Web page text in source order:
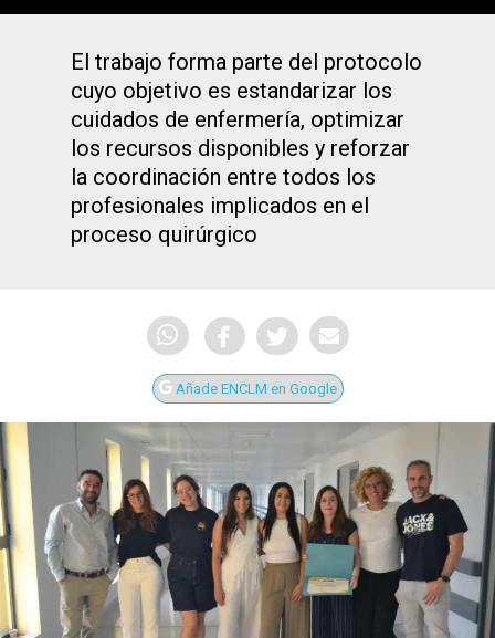
El trabajo forma parte del protocolo
cuyo objetivo es estandarizar los
cuidados de enfermería, optimizar
los recursos disponibles y reforzar
la coordinación entre todos los
profesionales implicados en el
proceso quirúrgico
Añade ENCLM en Google